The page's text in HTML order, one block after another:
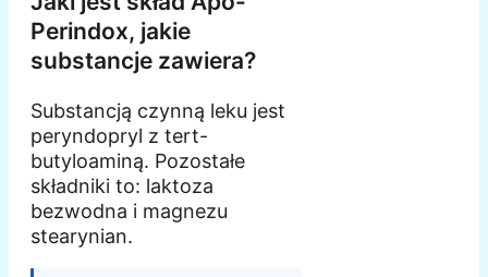
Perindox, jakie
substancje zawiera?
Substancją czynną leku jest
peryndopryl z tert-
butyloaminą. Pozostałe
składniki to: laktoza
bezwodna i magnezu
stearynian.